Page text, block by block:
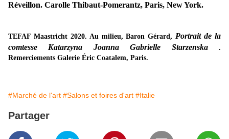
Réveillon. Carolle Thibaut-Pomerantz, Paris, New York.
TEFAF Maastricht 2020. Au milieu, Baron Gérard,Portrait de la
comtesse Katarzyna Joanna Gabrielle Starzenska.
Remerciements Galerie Éric Coatalem, Paris.
#Marché de l'art #Salons et foires d'art #Italie
Partager